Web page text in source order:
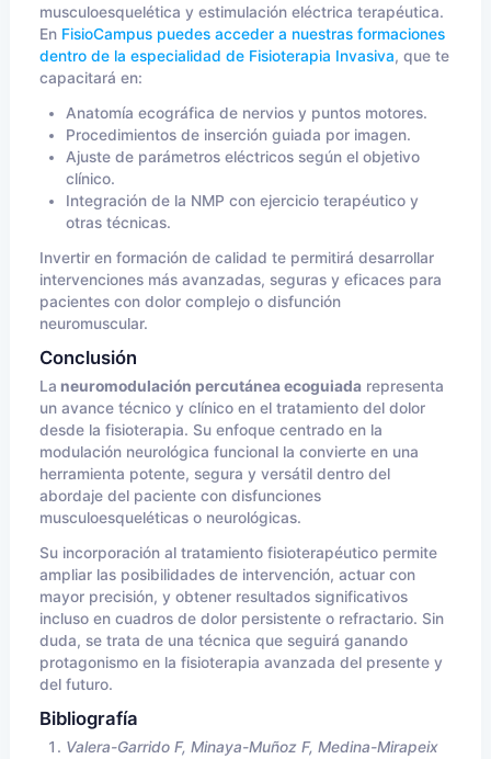
musculoesquelética y estimulación eléctrica terapéutica.
En FisioCampus puedes acceder a nuestras formaciones
dentro de la especialidad de Fisioterapia Invasiva, que te
capacitará en:
Anatomía ecográfica de nervios y puntos motores.
Procedimientos de inserción guiada por imagen.
Ajuste de parámetros eléctricos según el objetivo
clínico.
Integración de la NMP con ejercicio terapéutico y
otras técnicas.
Invertir en formación de calidad te permitirá desarrollar
intervenciones más avanzadas, seguras y eficaces para
pacientes con dolor complejo o disfunción
neuromuscular.
Conclusión
La neuromodulación percutánea ecoguiada representa
un avance técnico y clínico en el tratamiento del dolor
desde la fisioterapia. Su enfoque centrado en la
modulación neurológica funcional la convierte en una
herramienta potente, segura y versátil dentro del
abordaje del paciente con disfunciones
musculoesqueléticas o neurológicas.
Su incorporación al tratamiento fisioterapéutico permite
ampliar las posibilidades de intervención, actuar con
mayor precisión, y obtener resultados significativos
incluso en cuadros de dolor persistente o refractario. Sin
duda, se trata de una técnica que seguirá ganando
protagonismo en la fisioterapia avanzada del presente y
del futuro.
Bibliografía
Valera-Garrido F, Minaya-Muñoz F, Medina-Mirapeix